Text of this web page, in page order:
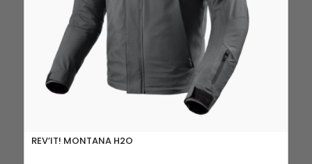
REV’IT! MONTANA H2O